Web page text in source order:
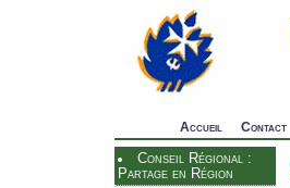
Accueil Contact
Conseil Régional :
Partage en Région